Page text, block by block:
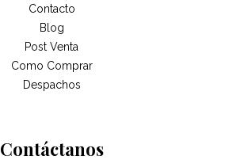
Contacto
Blog
Post Venta
Como Comprar
Despachos
Contáctanos